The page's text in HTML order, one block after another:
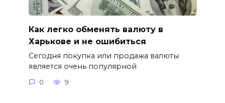
Как легко обменять валюту в
Харькове и не ошибиться
Сегодня покупка или продажа валюты
является очень популярной
0 9